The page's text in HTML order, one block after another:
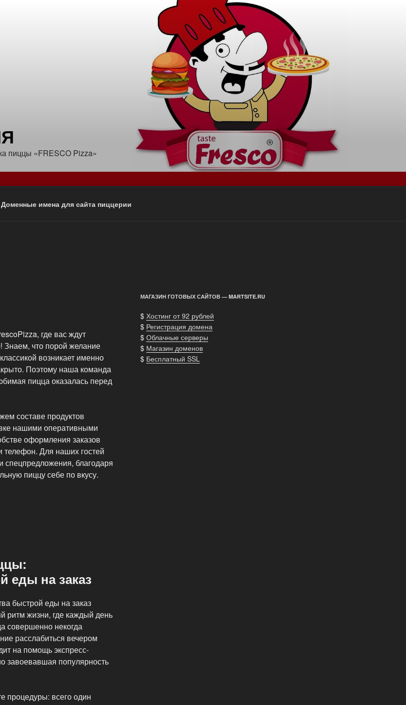
пиццы «FRESCO Pizza»
Доменные имена для сайта пиццерии
где вас ждут
Знаем, что порой желание
возникает именно
Поэтому наша команда
пицца оказалась перед
составе продуктов
нашими оперативными
оформления заказов
телефон. Для наших гостей
спецпредложения, благодаря
пиццу себе по вкусу.
еды на заказ
быстрой еды на заказ
жизни, где каждый день
совершенно некогда
расслабиться вечером
на помощь экспресс-
завоевавшая популярность
процедуры: всего один
МАГАЗИН ГОТОВЫХ САЙТОВ — MARTSITE.RU
$ Хостинг от 92 рублей
$ Регистрация домена
$ Облачные серверы
$ Магазин доменов
$ Бесплатный SSL